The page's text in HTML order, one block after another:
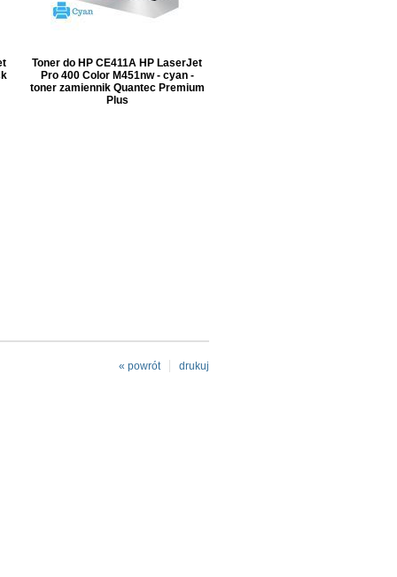
Toner do HP CE411A HP LaserJet
Pro 400 Color M451nw - cyan -
toner zamiennik Quantec Premium
Plus
drukuj
« powrót